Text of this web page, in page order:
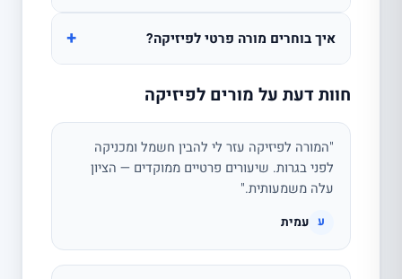
איך בוחרים מורה פרטי לפיזיקה? +
חוות דעת על מורים לפיזיקה
"המורה לפיזיקה עזר לי להבין חשמל ומכניקה
לפני בגרות. שיעורים פרטיים ממוקדים — הציון
עלה משמעותית."
ע עמית